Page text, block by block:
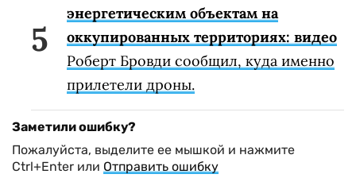
энергетическим объектам на
оккупированных территориях: видео
Роберт Бровди сообщил, куда именно
прилетели дроны.
Заметили ошибку?
Пожалуйста, выделите ее мышкой и нажмите
Ctrl+Enter или Отправить ошибку